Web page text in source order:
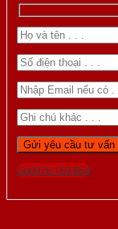
Gọi 0976.169.864